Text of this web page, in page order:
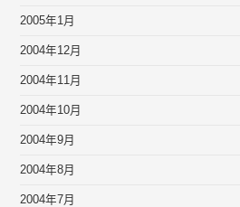
2005年1月
2004年12月
2004年11月
2004年10月
2004年9月
2004年8月
2004年7月